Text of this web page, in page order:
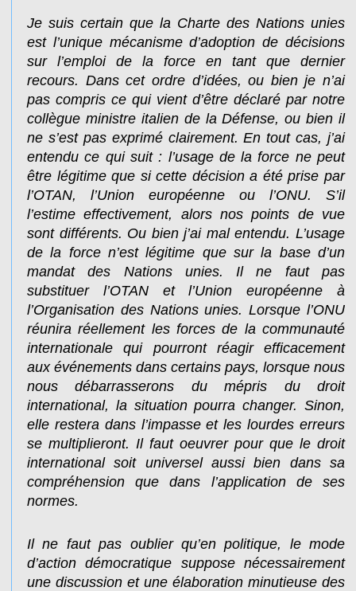
Je suis certain que la Charte des Nations unies
est l’unique mécanisme d’adoption de décisions
sur l’emploi de la force en tant que dernier
recours. Dans cet ordre d’idées, ou bien je n’ai
pas compris ce qui vient d’être déclaré par notre
collègue ministre italien de la Défense, ou bien il
ne s’est pas exprimé clairement. En tout cas, j’ai
entendu ce qui suit : l’usage de la force ne peut
être légitime que si cette décision a été prise par
l’OTAN, l’Union européenne ou l’ONU. S’il
l’estime effectivement, alors nos points de vue
sont différents. Ou bien j’ai mal entendu. L’usage
de la force n’est légitime que sur la base d’un
mandat des Nations unies. Il ne faut pas
substituer l’OTAN et l’Union européenne à
l’Organisation des Nations unies. Lorsque l’ONU
réunira réellement les forces de la communauté
internationale qui pourront réagir efficacement
aux événements dans certains pays, lorsque nous
nous débarrasserons du mépris du droit
international, la situation pourra changer. Sinon,
elle restera dans l’impasse et les lourdes erreurs
se multiplieront. Il faut oeuvrer pour que le droit
international soit universel aussi bien dans sa
compréhension que dans l’application de ses
normes.
Il ne faut pas oublier qu’en politique, le mode
d’action démocratique suppose nécessairement
une discussion et une élaboration minutieuse des